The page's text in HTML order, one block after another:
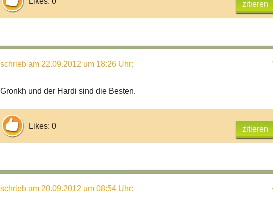
zitieren
schrieb am 22.09.2012 um 18:26 Uhr:
Gronkh und der Hardi sind die Besten.
Likes: 0 zitieren
schrieb am 20.09.2012 um 08:54 Uhr: